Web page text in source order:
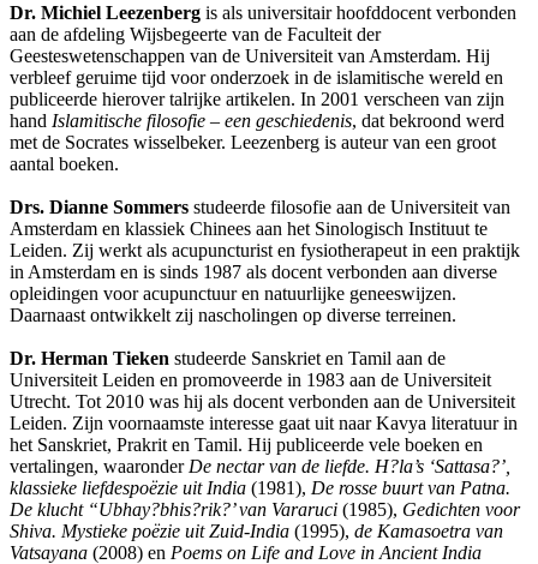
Dr. Michiel Leezenberg is als universitair hoofddocent verbonden
aan de afdeling Wijsbegeerte van de Faculteit der
Geesteswetenschappen van de Universiteit van Amsterdam. Hij
verbleef geruime tijd voor onderzoek in de islamitische wereld en
publiceerde hierover talrijke artikelen. In 2001 verscheen van zijn
hand Islamitische filosofie – een geschiedenis, dat bekroond werd
met de Socrates wisselbeker. Leezenberg is auteur van een groot
aantal boeken.
Drs. Dianne Sommers studeerde filosofie aan de Universiteit van
Amsterdam en klassiek Chinees aan het Sinologisch Instituut te
Leiden. Zij werkt als acupuncturist en fysiotherapeut in een praktijk
in Amsterdam en is sinds 1987 als docent verbonden aan diverse
opleidingen voor acupunctuur en natuurlijke geneeswijzen.
Daarnaast ontwikkelt zij nascholingen op diverse terreinen.
Dr. Herman Tieken studeerde Sanskriet en Tamil aan de
Universiteit Leiden en promoveerde in 1983 aan de Universiteit
Utrecht. Tot 2010 was hij als docent verbonden aan de Universiteit
Leiden. Zijn voornaamste interesse gaat uit naar Kavya literatuur in
het Sanskriet, Prakrit en Tamil. Hij publiceerde vele boeken en
vertalingen, waaronder De nectar van de liefde. H?la’s ‘Sattasa?’,
klassieke liefdespoëzie uit India (1981), De rosse buurt van Patna.
De klucht “Ubhay?bhis?rik?’ van Vararuci (1985), Gedichten voor
Shiva. Mystieke poëzie uit Zuid-India (1995), de Kamasoetra van
Vatsayana (2008) en Poems on Life and Love in Ancient India